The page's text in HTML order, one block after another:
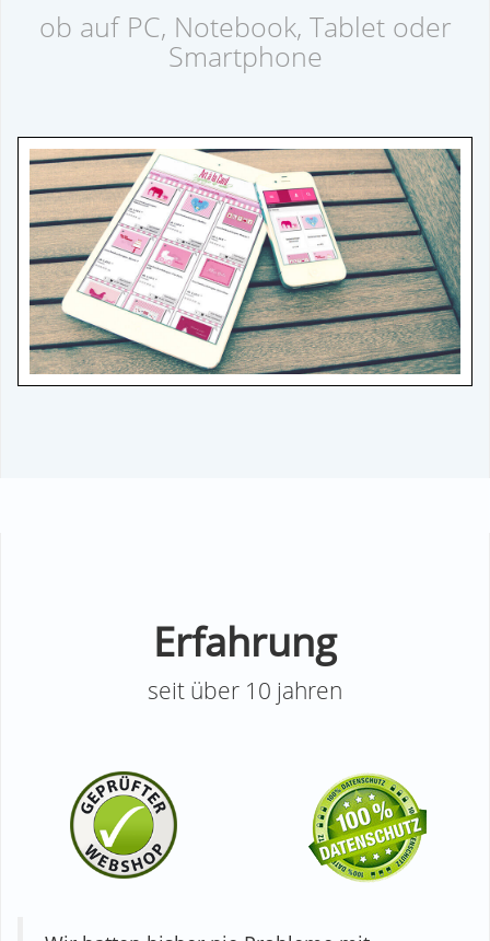
ob auf PC, Notebook, Tablet oder
Smartphone
Erfahrung
seit über 10 jahren